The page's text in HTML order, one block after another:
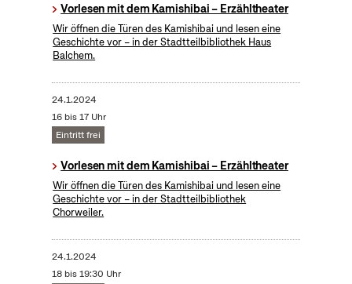
Vorlesen mit dem Kamishibai – Erzähltheater
Wir öffnen die Türen des Kamishibai und lesen eine
Geschichte vor – in der Stadtteilbibliothek Haus
Balchem.
24.1.2024
16 bis 17 Uhr
Eintritt frei
Vorlesen mit dem Kamishibai – Erzähltheater
Wir öffnen die Türen des Kamishibai und lesen eine
Geschichte vor – in der Stadtteilbibliothek
Chorweiler.
24.1.2024
18 bis 19:30 Uhr